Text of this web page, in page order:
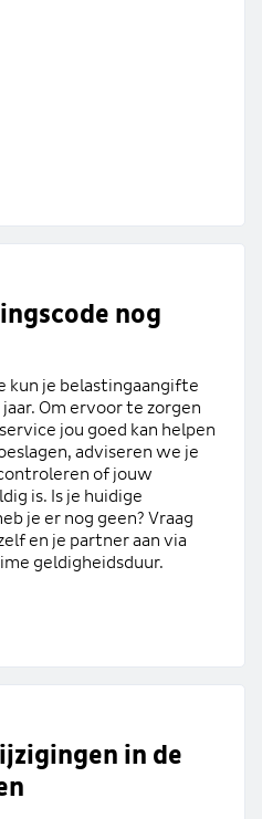
nog
kun je belastingaangifte
Om ervoor te zorgen
jou goed kan helpen
adviseren we je
of jouw
is. Is je huidige
je er nog geen? Vraag
en je partner aan via
geldigheidsduur.
in de